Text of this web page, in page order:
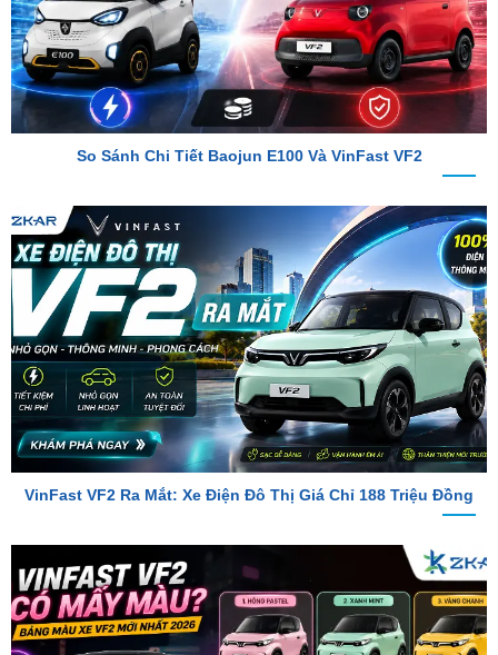
So Sánh Chi Tiết Baojun E100 Và VinFast VF2
VinFast VF2 Ra Mắt: Xe Điện Đô Thị Giá Chỉ 188 Triệu Đồng